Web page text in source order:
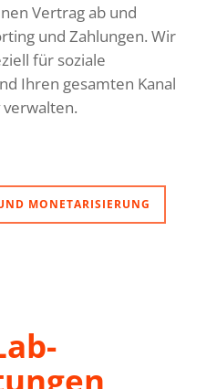
Vertrag ab und
und Zahlungen. Wir
für soziale
Ihren gesamten Kanal
MONETARISIERUNG